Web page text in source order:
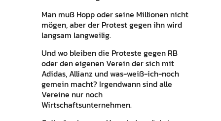
Man muß Hopp oder seine Millionen nicht
mögen, aber der Protest gegen ihn wird
langsam langweilig.
Und wo bleiben die Proteste gegen RB
oder den eigenen Verein der sich mit
Adidas, Allianz und was-weiß-ich-noch
gemein macht? Irgendwann sind alle
Vereine nur noch
Wirtschaftsunternehmen.